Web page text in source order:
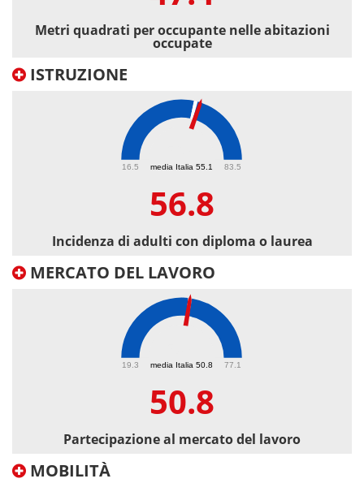
Metri quadrati per occupante nelle abitazioni
occupate
ISTRUZIONE
media Italia 55.1
16.5 83.5
56.8
Incidenza di adulti con diploma o laurea
MERCATO DEL LAVORO
media Italia 50.8
19.3 77.1
50.8
Partecipazione al mercato del lavoro
MOBILITÀ